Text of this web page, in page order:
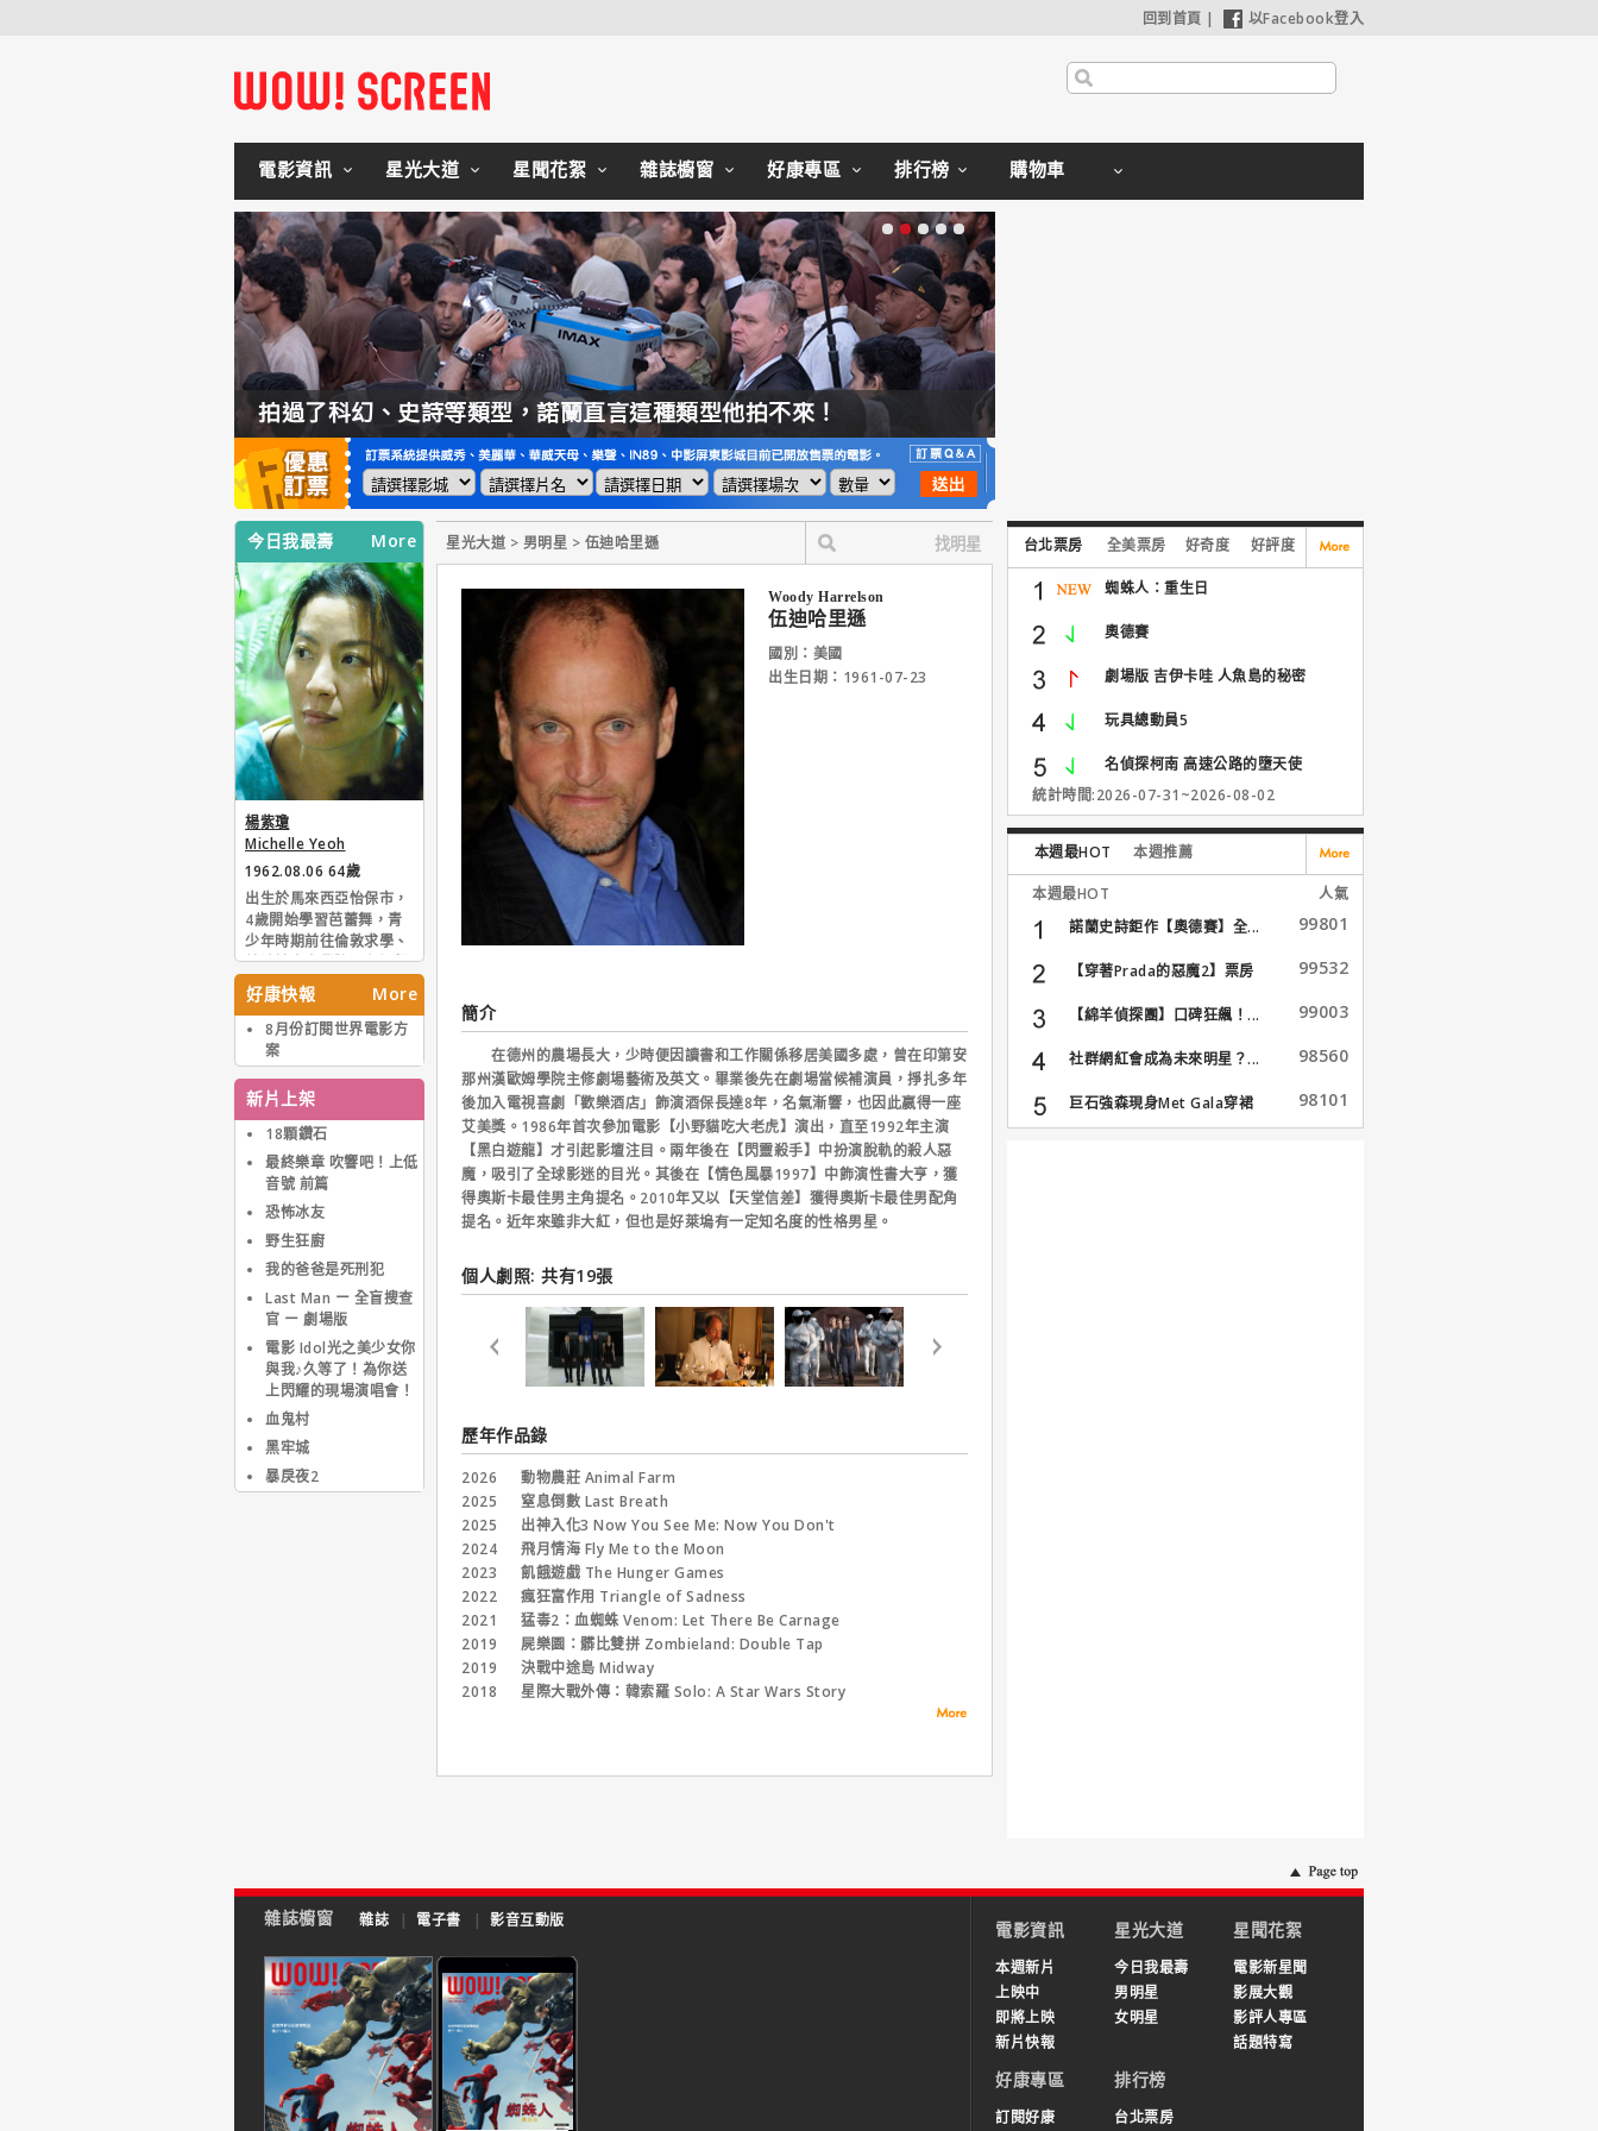
回到首頁 | 以Facebook登入
電影資訊 星光大道 星聞花絮 雜誌櫥窗 好康專區 排行榜 購物車
拍過了科幻、史詩等類型，諾蘭直言這種類型他拍不來！
今日我最壽 More
楊紫瓊
Michelle Yeoh
1962.08.06 64歲
出生於馬來西亞怡保市，
4歲開始學習芭蕾舞，青
少年時期前往倫敦求學、
就讀於皇家學院；在短暫
從事職業舞者後，楊紫瓊
接連拿下馬來西亞小姐與
澳洲墨爾本蒙巴小姐選美
冠軍頭銜。正式出道之前
曾與成龍合作商業廣告，
而踏入演藝圈的處女作則
是洪金寶與林子祥主演的
動作喜劇【貓頭鷹與小飛
象】(1984)。
初入演藝圈的楊紫瓊善用
片女打仔新天地。作品諸
如【夏日福星】、【皇家
師姐】、【小蝦米對大鯨
警察】、【新流星蝴蝶
劍】、【東方三俠】、
【超級計劃】、【詠
春】、【七金剛】與【新
烏龍院】等，都是台港中
觀眾耳熟能詳的佳作。
作類型首度演出劇情片，
在中港日合資的【宋家王
朝】飾演民初宋氏三姊妹
【黃石任務】、【神鬼傳
奇3】、【功夫熊貓】以
近年來隨著性平意識高漲
以及好萊塢的女力崛醒浪
潮，楊紫瓊的戲路也越走
越寬廣。【瘋狂亞洲富
豪】與【去年聖誕節】嚴
肅中又不乏討喜的演出；
【尚氣與十環傳奇】和
【媽的多重宇宙】強化女
好康快報 More
8月份訂閱世界電影方
案
新片上架
18顆鑽石
最終樂章 吹響吧！上低
音號 前篇
恐怖冰友
野生狂廚
我的爸爸是死刑犯
Last Man ー 全盲搜查
官 ー 劇場版
電影 Idol光之美少女你
與我♪久等了！為你送
上閃耀的現場演唱會！
血鬼村
黑牢城
暴戾夜2
星光大道 > 男明星 > 伍迪哈里遜
Woody Harrelson
伍迪哈里遜
國別：美國
出生日期：1961-07-23
簡介
在德州的農場長大，少時便因讀書和工作關係移居美國多處，曾在印第安
那州漢歐姆學院主修劇場藝術及英文。畢業後先在劇場當候補演員，掙扎多年
後加入電視喜劇「歡樂酒店」飾演酒保長達8年，名氣漸響，也因此嬴得一座
艾美獎。1986年首次參加電影【小野貓吃大老虎】演出，直至1992年主演
【黑白遊龍】才引起影壇注目。兩年後在【閃靈殺手】中扮演脫軌的殺人惡
魔，吸引了全球影迷的目光。其後在【情色風暴1997】中飾演性書大亨，獲
得奧斯卡最佳男主角提名。2010年又以【天堂信差】獲得奧斯卡最佳男配角
提名。近年來雖非大紅，但也是好萊塢有一定知名度的性格男星。
個人劇照: 共有19張
歷年作品錄
2026
動物農莊 Animal Farm
2025
窒息倒數 Last Breath
2025
出神入化3 Now You See Me: Now You Don't
2024
飛月情海 Fly Me to the Moon
2023
飢餓遊戲 The Hunger Games
2022
瘋狂富作用 Triangle of Sadness
2021
猛毒2：血蜘蛛 Venom: Let There Be Carnage
2019
屍樂園：髒比雙拼 Zombieland: Double Tap
2019
決戰中途島 Midway
2018
星際大戰外傳：韓索羅 Solo: A Star Wars Story
台北票房 全美票房 好奇度 好評度
蜘蛛人：重生日
奧德賽
劇場版 吉伊卡哇 人魚島的秘密
玩具總動員5
名偵探柯南 高速公路的墮天使
統計時間:2026-07-31~2026-08-02
本週最HOT 本週推薦
本週最HOT
人氣
諾蘭史詩鉅作【奧德賽】全...
99801
【穿著Prada的惡魔2】票房
99532
【綿羊偵探團】口碑狂飆！... 99003
社群網紅會成為未來明星？... 98560
巨石強森現身Met Gala穿裙
子...
98101
雜誌櫥窗 雜誌 | 電子書 | 影音互動版 電影資訊
本週新片
上映中
即將上映
新片快報
星光大道
今日我最壽
男明星
女明星
星聞花絮
電影新星聞
影展大觀
影評人專區
話題特寫
好康專區
訂閱好康
排行榜
台北票房